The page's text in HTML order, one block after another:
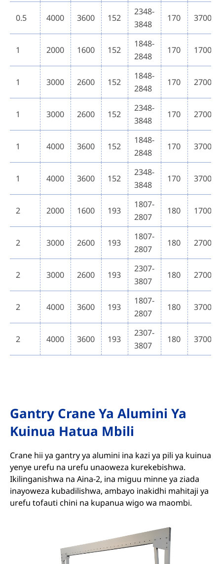
0.5 4000 3600 152
2348-
3848
170 3700
1 2000 1600 152
1848-
2848
170 1700
1 3000 2600 152
1848-
2848
170 2700
1 3000 2600 152
2348-
3848
170 2700
1 4000 3600 152
1848-
2848
170 3700
1 4000 3600 152
2348-
3848
170 3700
2 2000 1600 193
1807-
2807
180 1700
2 3000 2600 193
1807-
2807
180 2700
2 3000 2600 193
2307-
3807
180 2700
2 4000 3600 193
1807-
2807
180 3700
2 4000 3600 193
2307-
3807
180 3700
Gantry Crane Ya Alumini Ya
Kuinua Hatua Mbili
Crane hii ya gantry ya alumini ina kazi ya pili ya kuinua
yenye urefu na urefu unaoweza kurekebishwa.
Ikilinganishwa na Aina-2, ina miguu minne ya ziada
inayoweza kubadilishwa, ambayo inakidhi mahitaji ya
urefu tofauti chini na kupanua wigo wa maombi.